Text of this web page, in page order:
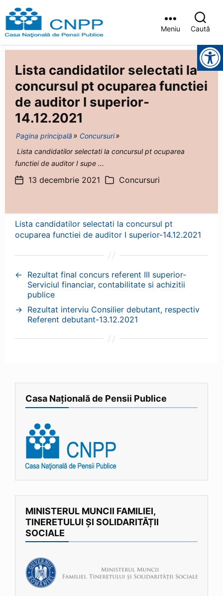
Județeană
Pensii
Brașov
Meniu Caută
Instrumente pentru accesibilitate
Lista candidatilor selectati la
concursul pt ocuparea functiei
de auditor I superior-
14.12.2021
Pagina principală
Concursuri
Lista candidatilor selectati la concursul pt ocuparea
functiei de auditor I supe ...
Dată13 decembrie 2021 Categorii
Concursuri
Lista candidatilor selectati la concursul pt
ocuparea functiei de auditor I superior-14.12.2021
← Rezultat final concurs referent III superior-
Serviciul financiar, contabilitate si achizitii
publice
→ Rezultat interviu Consilier debutant, respectiv
Referent debutant-13.12.2021
Casa Națională de Pensii Publice
MINISTERUL MUNCII FAMILIEI,
TINERETULUI ȘI SOLIDARITĂȚII
SOCIALE